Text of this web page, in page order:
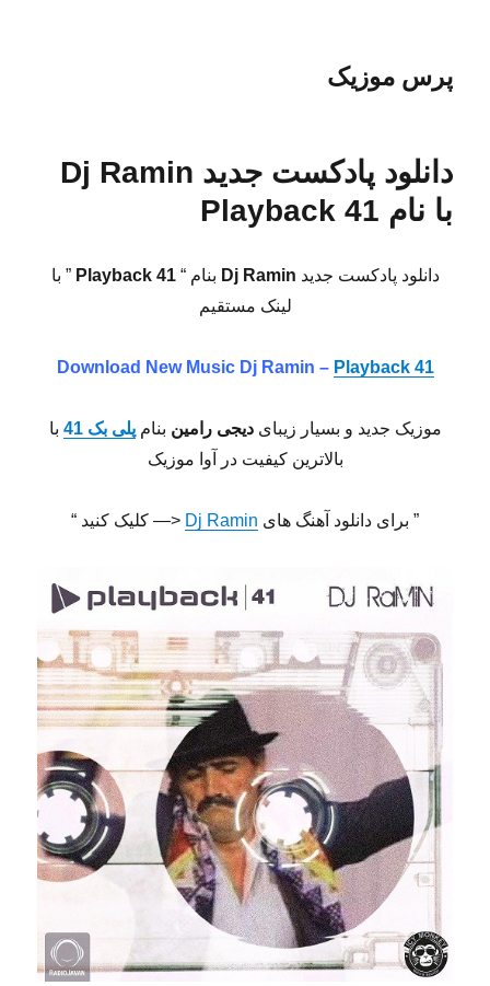
پرس موزیک
دانلود پادکست جدید Dj Ramin
با نام Playback 41
دانلود پادکست جدید بنام “ Playback 41
” با
لینک مستقیم
Download New Music Dj Ramin – Playback 41
موزیک جدید و بسیار زیبایدیجی رامین بنامپلی بک 41
با
بالاترین کیفیت در آوا موزیک
” برای دانلود آهنگ های Dj Ramin <— کلیک کنید “